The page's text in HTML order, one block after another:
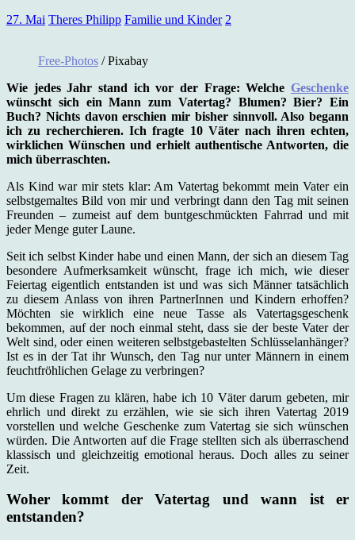
27. Mai Theres Philipp Familie und Kinder 2
Free-Photos / Pixabay
Wie jedes Jahr stand ich vor der Frage: Welche Geschenke
wünscht sich ein Mann zum Vatertag? Blumen? Bier? Ein
Buch? Nichts davon erschien mir bisher sinnvoll. Also begann
ich zu recherchieren. Ich fragte 10 Väter nach ihren echten,
wirklichen Wünschen und erhielt authentische Antworten, die
mich überraschten.
Als Kind war mir stets klar: Am Vatertag bekommt mein Vater ein
selbstgemaltes Bild von mir und verbringt dann den Tag mit seinen
Freunden – zumeist auf dem buntgeschmückten Fahrrad und mit
jeder Menge guter Laune.
Seit ich selbst Kinder habe und einen Mann, der sich an diesem Tag
besondere Aufmerksamkeit wünscht, frage ich mich, wie dieser
Feiertag eigentlich entstanden ist und was sich Männer tatsächlich
zu diesem Anlass von ihren PartnerInnen und Kindern erhoffen?
Möchten sie wirklich eine neue Tasse als Vatertagsgeschenk
bekommen, auf der noch einmal steht, dass sie der beste Vater der
Welt sind, oder einen weiteren selbstgebastelten Schlüsselanhänger?
Ist es in der Tat ihr Wunsch, den Tag nur unter Männern in einem
feuchtfröhlichen Gelage zu verbringen?
Um diese Fragen zu klären, habe ich 10 Väter darum gebeten, mir
ehrlich und direkt zu erzählen, wie sie sich ihren Vatertag 2019
vorstellen und welche Geschenke zum Vatertag sie sich wünschen
würden. Die Antworten auf die Frage stellten sich als überraschend
klassisch und gleichzeitig emotional heraus. Doch alles zu seiner
Zeit.
Woher kommt der Vatertag und wann ist er
entstanden?